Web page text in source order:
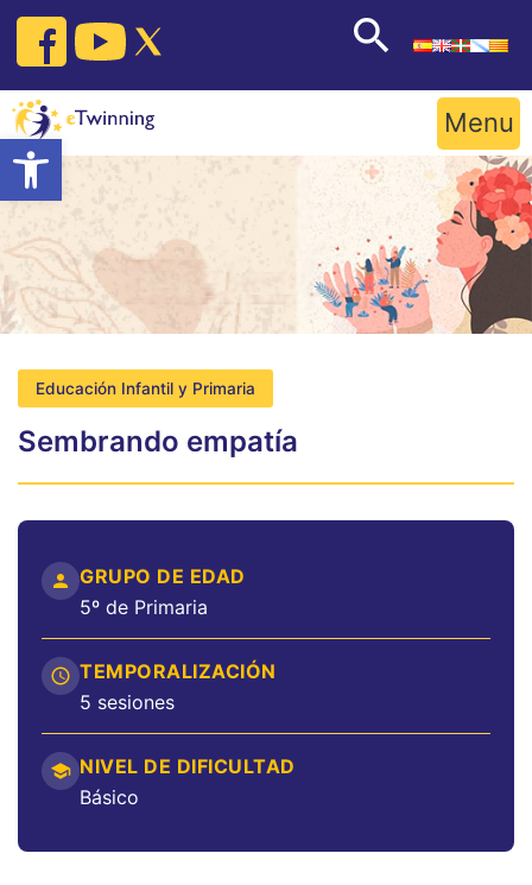
Open toolbar
Skip
content
Menu
Educación Infantil y Primaria
Sembrando empatía
GRUPO DE EDAD
5º de Primaria
TEMPORALIZACIÓN
5 sesiones
NIVEL DE DIFICULTAD
Básico